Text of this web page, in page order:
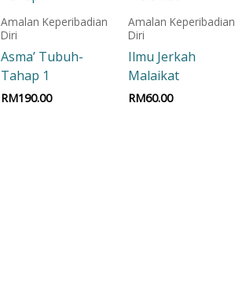
Amalan Keperibadian
Diri
Asma’ Tubuh-
Tahap 1
RM190.00
Amalan Keperibadian
Diri
Ilmu Jerkah
Malaikat
RM60.00